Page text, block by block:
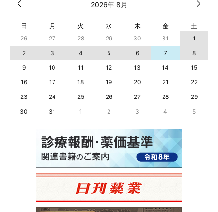
2026年 8月
日 月 火 水 木 金 土
26 27 28 29 30 31
1
2
3 4 5 6 7
8
9
10 11 12 13 14
15
16
17 18 19 20 21
22
23
24 25 26 27 28
29
30
31 1 2 3 4 5